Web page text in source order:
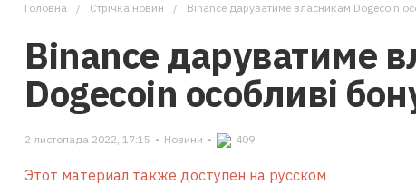
Головна Стрічка новин Binance даруватиме власникам Dogecoin
Binance даруватиме
Dogecoin особливі
2 листопада 2022, 17:15 • Новини • 409
Этот материал также доступен на русском